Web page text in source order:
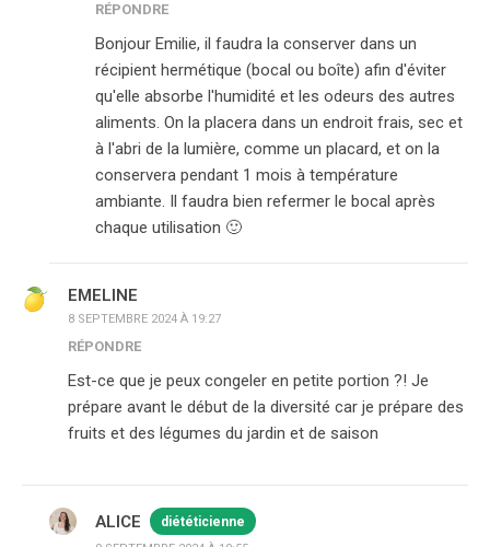
RÉPONDRE
Bonjour Emilie, il faudra la conserver dans un
récipient hermétique (bocal ou boîte) afin d'éviter
qu'elle absorbe l'humidité et les odeurs des autres
aliments. On la placera dans un endroit frais, sec et
à l'abri de la lumière, comme un placard, et on la
conservera pendant 1 mois à température
ambiante. Il faudra bien refermer le bocal après
chaque utilisation 🙂
EMELINE
8 SEPTEMBRE 2024 À 19:27
RÉPONDRE
Est-ce que je peux congeler en petite portion ?! Je
prépare avant le début de la diversité car je prépare des
fruits et des légumes du jardin et de saison
ALICE diététicienne